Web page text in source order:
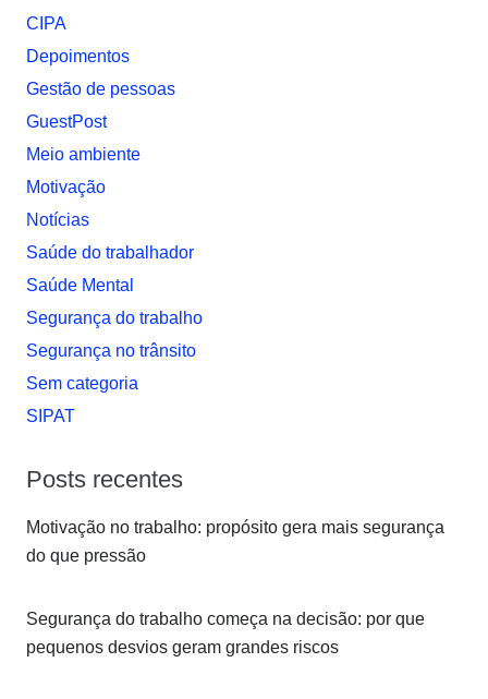
CIPA
Depoimentos
Gestão de pessoas
GuestPost
Meio ambiente
Motivação
Notí­cias
Saúde do trabalhador
Saúde Mental
Segurança do trabalho
Segurança no trânsito
Sem categoria
SIPAT
Posts recentes
Motivação no trabalho: propósito gera mais segurança
do que pressão
Segurança do trabalho começa na decisão: por que
pequenos desvios geram grandes riscos